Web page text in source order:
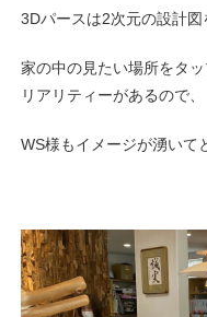
3Dパースは2次元の設計図
家の中の見たい場所をタ
リアリティーがあるので、
WS様もイメージが湧いて